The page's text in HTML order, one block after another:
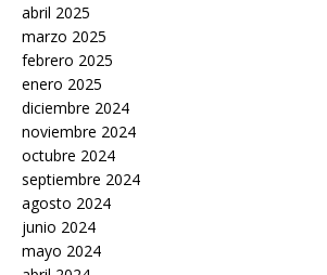
abril 2025
marzo 2025
febrero 2025
enero 2025
diciembre 2024
noviembre 2024
octubre 2024
septiembre 2024
agosto 2024
junio 2024
mayo 2024